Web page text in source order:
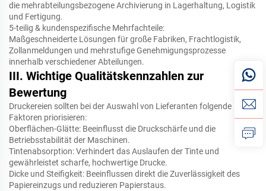
die mehrabteilungsbezogene Archivierung in Lagerhaltung, Logistik
und Fertigung.
5-teilig & kundenspezifische Mehrfachteile:
Maßgeschneiderte Lösungen für große Fabriken, Frachtlogistik,
Zollanmeldungen und mehrstufige Genehmigungsprozesse
innerhalb verschiedener Abteilungen.
III. Wichtige Qualitätskennzahlen zur
Bewertung
Druckereien sollten bei der Auswahl von Lieferanten folgende
Faktoren priorisieren:
Oberflächen-Glätte: Beeinflusst die Druckschärfe und die
Betriebsstabilität der Maschinen.
Tintenabsorption: Verhindert das Auslaufen der Tinte und
gewährleistet scharfe, hochwertige Drucke.
Dicke und Steifigkeit: Beeinflussen direkt die Zuverlässigkeit des
Papiereinzugs und reduzieren Papierstaus.